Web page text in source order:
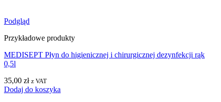
Podgląd
Przykładowe produkty
MEDISEPT Płyn do higienicznej i chirurgicznej dezynfekcji rąk
0,5l
35,00 zł z VAT
Dodaj do koszyka